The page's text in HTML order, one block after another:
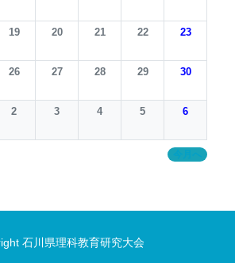
19 20 21 22 23
26 27 28 29 30
2 3 4 5 6
石川県理科教育研究大会